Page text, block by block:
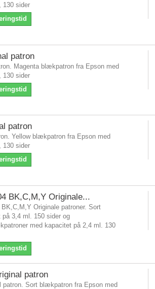
130 sider
patron
Magenta blækpatron fra Epson med
sider
patron
Yellow blækpatron fra Epson med
130 sider
BK,C,M,Y Originale...
Originale patroner. Sort
3,4 ml. 150 sider og
med kapacitet på 2,4 ml. 130
patron
patron. Sort blækpatron fra Epson med